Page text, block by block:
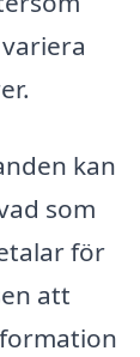
kan
som
för
att